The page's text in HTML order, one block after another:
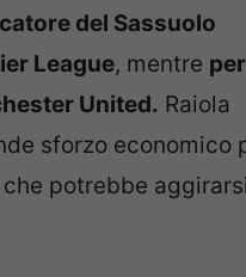
del Sassuolo
League, mentre
United. Raiola
sforzo economico
potrebbe aggirarsi